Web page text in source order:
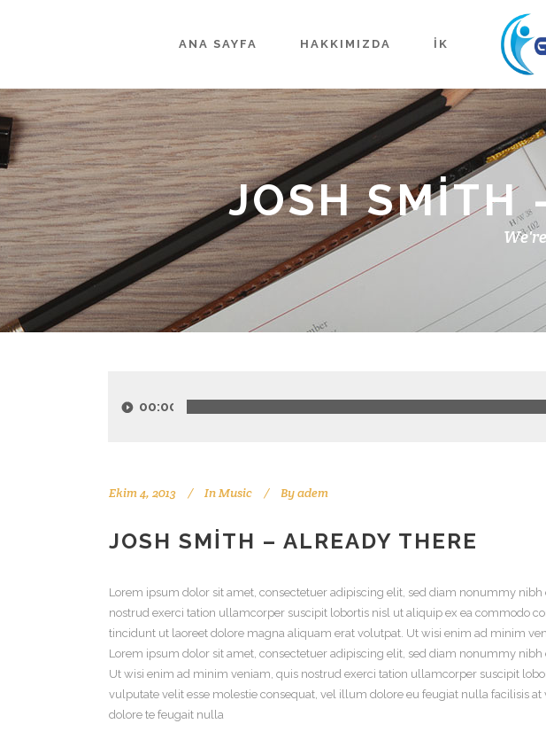
ANA SAYFA HAKKIMIZDA İK
JOSH SMITH
oynatıcı00:00
Ekim 4, 2013 InMusic Byadem
JOSH SMITH – ALREADY THERE
Lorem ipsum dolor sit amet, consectetuer adipiscing elit, sed diam nonummy
nostrud exerci tation ullamcorper suscipit lobortis nisl ut aliquip ex ea commodo
tincidunt ut laoreet dolore magna aliquam erat volutpat. Ut wisi enim ad minim
Lorem ipsum dolor sit amet, consectetuer adipiscing elit, sed diam nonummy
Ut wisi enim ad minim veniam, quis nostrud exerci tation ullamcorper suscipit
vulputate velit esse molestie consequat, vel illum dolore eu feugiat nulla facilisis
dolore te feugait nulla